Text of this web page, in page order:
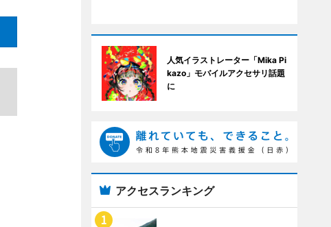
人気イラストレーター「Mika Pi
kazo」モバイルアクセサリ話題
に
アクセスランキング